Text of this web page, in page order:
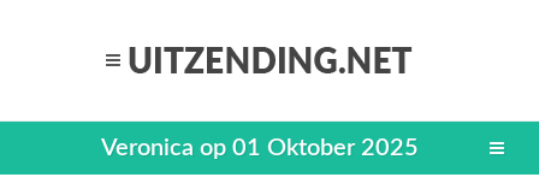
Veronica op 01 Oktober 2025